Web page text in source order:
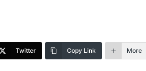
Twitter Copy Link More